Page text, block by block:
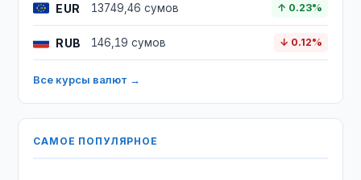
EUR 13749,46 сумов ↑ 0.23%
RUB 146,19 сумов ↓ 0.12%
Все курсы валют →
САМОЕ ПОПУЛЯРНОЕ